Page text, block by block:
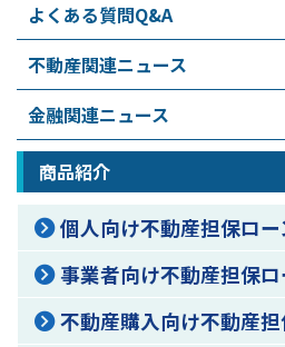
よくある質問Q&A
不動産関連ニュース
金融関連ニュース
商品紹介
個人向け不動産担保ロー
事業者向け不動産担保ロ
不動産購入向け不動産